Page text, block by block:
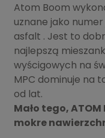
Atom Boom
uznane jako
asfalt . Jest to
najlepszą
wyścigowych na
MPC dominuje na
od lat.
Mało tego,
mokre